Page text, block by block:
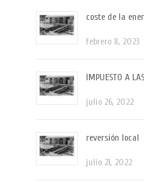
coste de la
febrero 8, 2023
IMPUESTO A
julio 26, 2022
reversión local
julio 21, 2022